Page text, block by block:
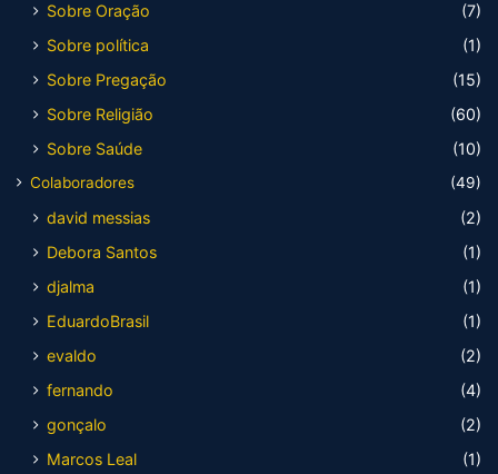
Sobre Oração
(7)
Sobre política
(1)
Sobre Pregação
(15)
Sobre Religião
(60)
Sobre Saúde
(10)
Colaboradores (49)
david messias
(2)
Debora Santos
(1)
djalma
(1)
EduardoBrasil
(1)
evaldo
(2)
fernando
(4)
gonçalo
(2)
Marcos Leal
(1)